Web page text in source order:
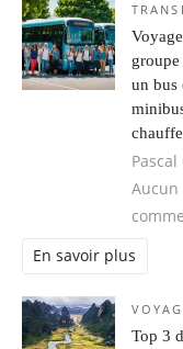
un bus
Pascal
Aucun
En savoir plus
Top 3